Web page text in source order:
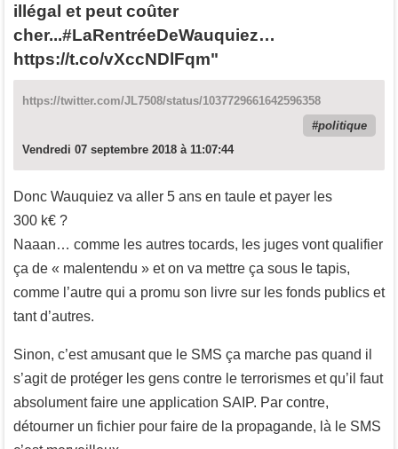
illégal et peut coûter
cher...#LaRentréeDeWauquiez…
https://t.co/vXccNDlFqm"
https://twitter.com/JL7508/status/1037729661642596358
politique
Vendredi 07 septembre 2018 à 11:07:44
Donc Wauquiez va aller 5 ans en taule et payer les
300 k€ ?
Naaan… comme les autres tocards, les juges vont qualifier
ça de « malentendu » et on va mettre ça sous le tapis,
comme l’autre qui a promu son livre sur les fonds publics et
tant d’autres.
Sinon, c’est amusant que le SMS ça marche pas quand il
s’agit de protéger les gens contre le terrorismes et qu’il faut
absolument faire une application SAIP. Par contre,
détourner un fichier pour faire de la propagande, là le SMS